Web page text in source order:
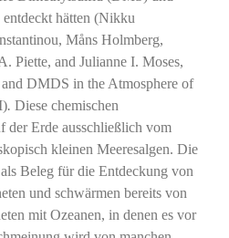
hätten (Nikku
Måns Holmberg,
Piette, and Julianne I. Moses,
DMDS in the Atmosphere of
. Diese chemischen
der Erde ausschließlich vom
kleinen Meeresalgen. Die
Beleg für die Entdeckung von
und schwärmen bereits von
mit Ozeanen, in denen es vor